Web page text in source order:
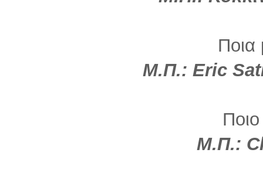
Ποια
Μ.Π.: Eric
Μ.Π.: